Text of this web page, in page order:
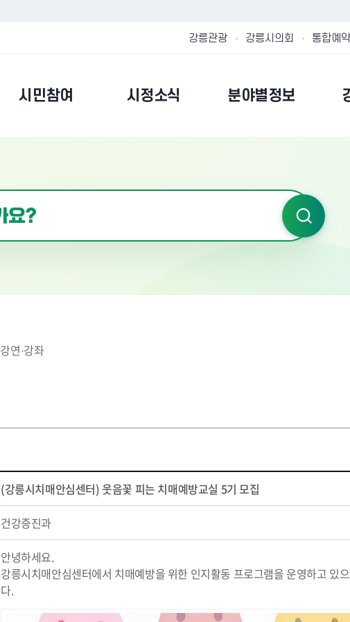
강릉관광 강릉시의회 통합예약
시민참여 시정소식 분야별정보
강연·강좌
(강릉시치매안심센터) 웃음꽃 피는 치매예방교실 5기 모집
건강증진과
안녕하세요.
강릉시치매안심센터에서 치매예방을 위한 인지활동 프로그램을 운영하고 있
다.